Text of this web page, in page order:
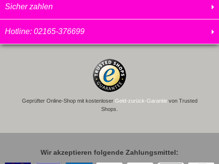
Sicher zahlen
Hotline: 02165-376699
Geprüfter Online-Shop mit kostenloser Geld-zurück-Garantievon Trusted
Shops.
Wir akzeptieren folgende Zahlungsmittel: